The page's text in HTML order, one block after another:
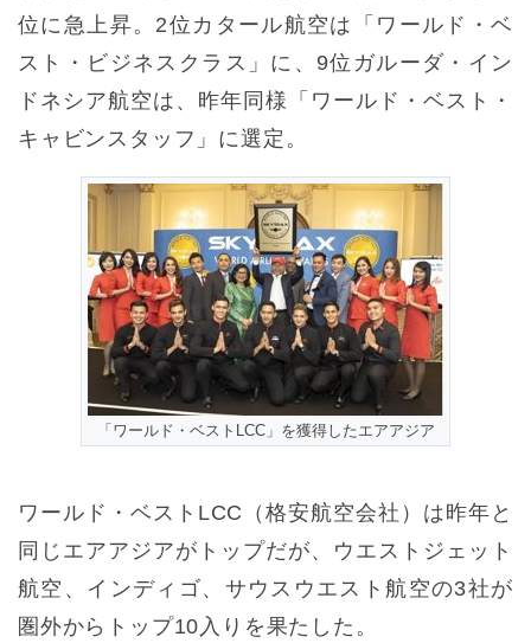
位に急上昇。2位カタール航空は「ワールド・ベ
スト・ビジネスクラス」に、9位ガルーダ・イン
ドネシア航空は、昨年同様「ワールド・ベスト・
キャビンスタッフ」に選定。
「ワールド・ベストLCC」を獲得したエアアジア
ワールド・ベストLCC（格安航空会社）は昨年と
同じエアアジアがトップだが、ウエストジェット
航空、インディゴ、サウスウエスト航空の3社が
圏外からトップ10入りを果たした。